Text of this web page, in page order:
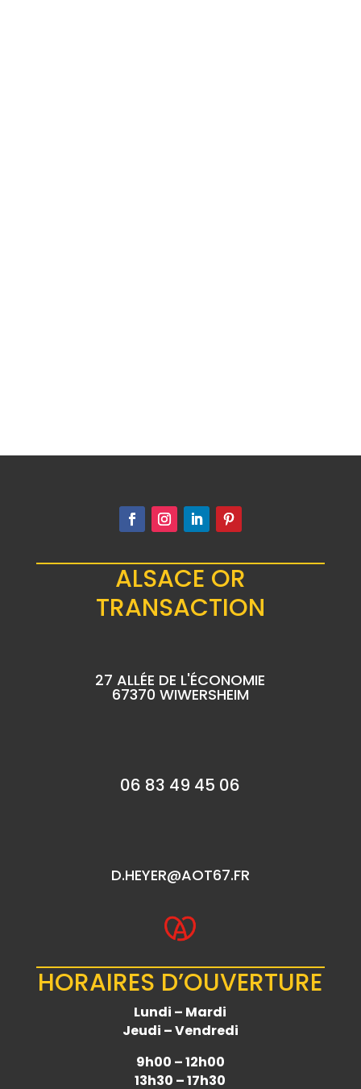
ALSACE OR
TRANSACTION
27 ALLÉE DE L'ÉCONOMIE
67370 WIWERSHEIM
06 83 49 45 06
D.HEYER@AOT67.FR
HORAIRES D’OUVERTURE
Lundi – Mardi
Jeudi – Vendredi
9h00 – 12h00
13h30 – 17h30